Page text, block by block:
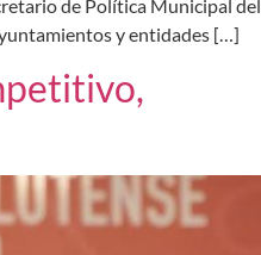
de Política Municipal del
y entidades […]